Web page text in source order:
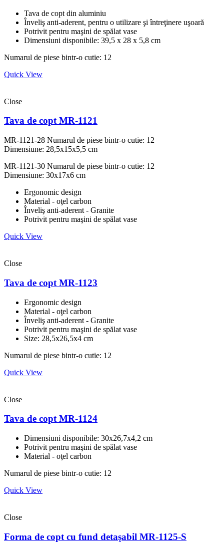
Tava de copt din aluminiu
Înveliş anti-aderent, pentru o utilizare şi întreţinere uşoară
Potrivit pentru maşini de spălat vase
Dimensiuni disponibile: 39,5 х 28 х 5,8 сm
Numarul de piese bintr-o cutie: 12
Quick View
Close
Tava de copt MR-1121
MR-1121-28 Numarul de piese bintr-o cutie: 12
Dimensiune: 28,5x15x5,5 cm
MR-1121-30 Numarul de piese bintr-o cutie: 12
Dimensiune: 30x17x6 cm
Ergonomic design
Material - oţel carbon
Înveliş anti-aderent - Granite
Potrivit pentru maşini de spălat vase
Quick View
Close
Tava de copt MR-1123
Ergonomic design
Material - oţel carbon
Înveliş anti-aderent - Granite
Potrivit pentru maşini de spălat vase
Size: 28,5x26,5x4 cm
Numarul de piese bintr-o cutie: 12
Quick View
Close
Tava de copt MR-1124
Dimensiuni disponibile: 30x26,7x4,2 cm
Potrivit pentru maşini de spălat vase
Material - oţel carbon
Numarul de piese bintr-o cutie: 12
Quick View
Close
Forma de copt cu fund detaşabil MR-1125-S